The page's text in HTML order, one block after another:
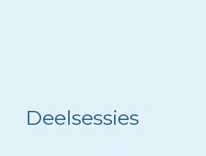
Deelsessies